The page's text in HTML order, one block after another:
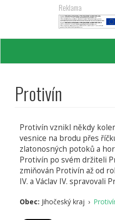
Reklama
Protivín
Protivín vznikl někdy
vesnice na brodu přes
zlatonosných potoků a
Protivín po svém držiteli
zmiňován Protivín až od
IV. a Václav IV. spravovali
Obec: Jihočeský kraj ›